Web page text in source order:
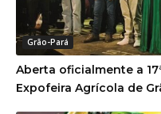
Grão-Pará
Aberta oficialmente a
Expofeira Agrícola de